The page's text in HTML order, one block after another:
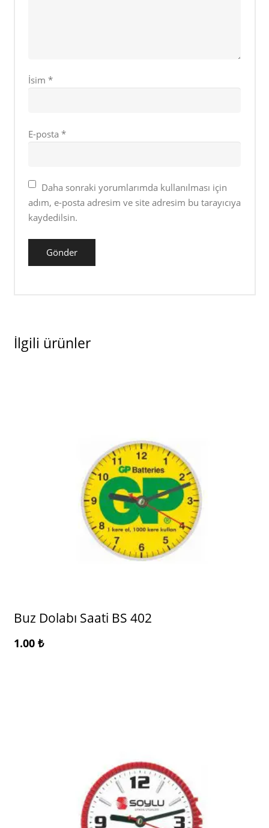
İsim *
E-posta *
Daha sonraki yorumlarımda kullanılması için
adım, e-posta adresim ve site adresim bu tarayıcıya
kaydedilsin.
İlgili ürünler
Buz Dolabı Saati BS 402
1.00 ₺